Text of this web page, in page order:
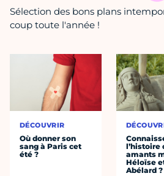
Sélection des bons plans
coup toute l'année !
DÉCOUVRIR
Où donner son
sang à Paris cet
été ?
l’histoire
amants
Héloïse
Abélard ?